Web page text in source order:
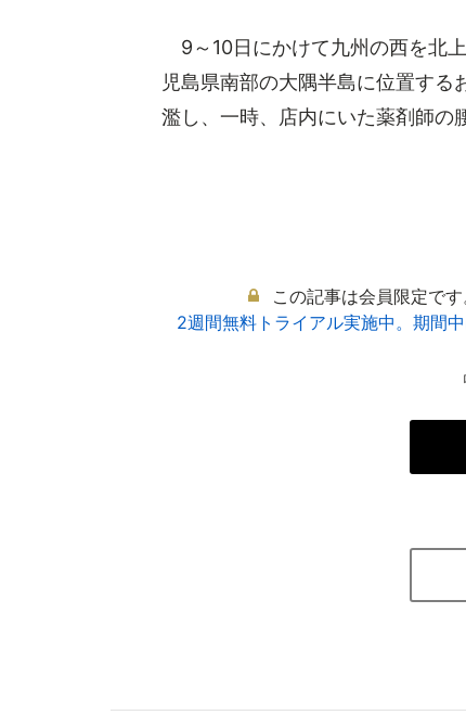
9～10日にかけて九州の西を北
児島県南部の大隅半島に位置す
濫し、一時、店内にいた薬剤師の
この記事は会員限定で
2週間無料トライアル実施中。期間